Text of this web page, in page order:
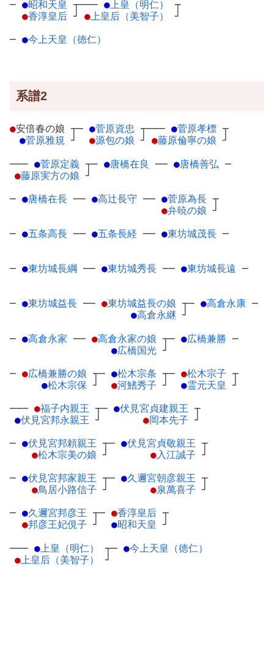
─ ●昭和天皇 ┬
●香淳皇后 ┘
─── ●上皇（明仁）
┬
●上皇后（美智子） ┘
─ ●今上天皇（徳仁）
系譜2
●安倍春の娘 ┬
●菅原雅規 ┘
─ ●菅原資忠 ┬
●源包の娘 ┘
─── ●菅原孝標 ┬
●藤原倫寧の娘 ┘
─── ●菅原定義 ┬
●藤原実方の娘 ┘
─ ●唐橋在良 ── ●唐橋善弘 ─
─ ●唐橋在長 ── ●高辻長守 ── ●菅原為長 ┬
●弁暁の娘 ┘
─ ●五条高長 ── ●五条長経 ── ●東坊城茂長 ─
─ ●東坊城長綱 ── ●東坊城秀長 ── ●東坊城長遠 ─
─ ●東坊城益長 ── ●東坊城益長の娘 ┬
●高倉永継 ┘
─ ●高倉永康 ─
─ ●高倉永家 ── ●高倉永家の娘 ┬
●広橋国光 ┘
─ ●広橋兼勝 ─
─ ●広橋兼勝の娘 ┬
●松木宗保 ┘
─ ●松木宗条 ┬
●河鰭秀子 ┘
─ ●松木宗子 ┬
●霊元天皇 ┘
─── ●福子内親王 ┬
●伏見宮邦永親王 ┘
─ ●伏見宮貞建親王 ┬
●岡本先子 ┘
─ ●伏見宮邦頼親王 ┬
●松木宗美の娘 ┘
─ ●伏見宮貞敬親王 ┬
●入江誠子 ┘
─ ●伏見宮邦家親王 ┬
●鳥居小路信子 ┘
─ ●久邇宮朝彦親王 ┬
●泉萬喜子 ┘
─ ●久邇宮邦彦王 ┬
●邦彦王妃俔子 ┘
─ ●香淳皇后 ┬
●昭和天皇 ┘
─── ● 上皇（明仁）
┬
● 上皇后（美智子） ┘
─ ●今上天皇（徳仁）